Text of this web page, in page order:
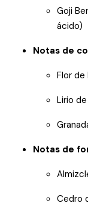
Goji
ácido)
Notas de
Flor de
Lirio
Notas de
Cedro